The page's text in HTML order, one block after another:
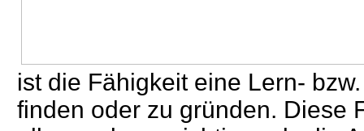
ist die Fähigkeit eine Lern-
finden oder zu gründen. Diese